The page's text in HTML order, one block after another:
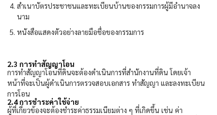
สำเนาบัตรประชาชนและทะเบียนบ้านของกรรมการผู้มีอำนาจลง
นาม
หนังสือแสดงตัวอย่างลายมือชื่อของกรรมการ
2.3 การทำสัญญาโอน
การทำสัญญาโอนที่ดินจะต้องดำเนินการที่สำนักงานที่ดิน โดยเจ้า
หน้าที่จะเป็นผู้ดำเนินการตรวจสอบเอกสาร ทำสัญญา และลงทะเบียน
การโอน
2.4การชำระค่าใช้จ่าย
ผู้ที่เกี่ยวข้องจะต้องชำระค่าธรรมเนียมต่าง ๆ ที่เกิดขึ้น เช่น ค่า